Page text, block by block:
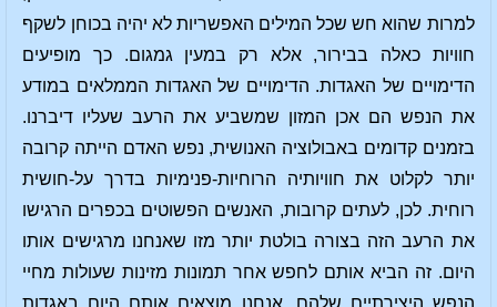
למרות שהוא חש שכל המילים האפשריות לא יהיה בכוחן לשקף
חוויות כאלה בבירור, אלא רק במעין גמגום. כך מופיעים
הדימויים של האגדות. הדימויים של האגדות הממלאים במודע
את הנפש הם אכן המזון שמשביע את הרעב שעליו דיברנו.
בזמנים קדומים באבולוציה האנושית, נפש האדם הייתה קרובה
יותר לקלוט את חוויותיה הרוחיות-פנימיות בדרך על-חושית
רוחית. לכן, לעתים קרובות, האנשים הפשוטים בכפרים הרגישו
את הרעב הזה בצורה בולטת יותר מזו שאנחנו מרגישים אותו
היום. זה הביא אותם לחפש אחר תמונות מזינות שעולות מחיי
הנפש היצירתיים שלהם. אנחנו מוצאים אותם היום באגדות